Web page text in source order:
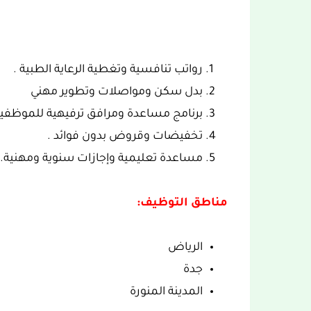
رواتب تنافسية وتغطية الرعاية الطبية .
بدل سكن ومواصلات وتطوير مهني
برنامج مساعدة ومرافق ترفيهية
تخفيضات وقروض بدون فوائد .
مساعدة تعليمية وإجازات سنوية ومهنية.
مناطق التوظيف:
الرياض
جدة
المدينة المنورة